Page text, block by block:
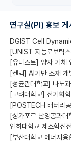
연구실(PI) 홍보 게
[유니스트] 양자 기체
[켄텍] AI기반 소재 개
[고려대학교] 전기화